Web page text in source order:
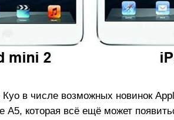
Куо в числе возможных новинок
A5, которая всё ещё может